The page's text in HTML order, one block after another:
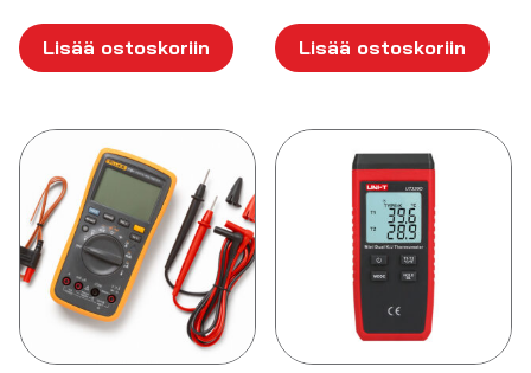
Lisää ostoskoriin Lisää ostoskoriin